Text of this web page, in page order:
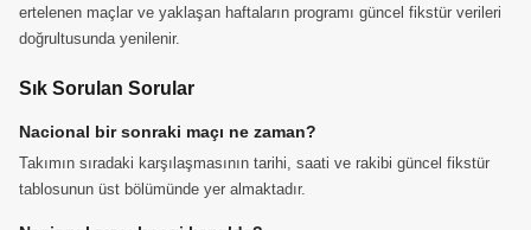
ertelenen maçlar ve yaklaşan haftaların programı güncel fikstür verileri
doğrultusunda yenilenir.
Sık Sorulan Sorular
Nacional bir sonraki maçı ne zaman?
Takımın sıradaki karşılaşmasının tarihi, saati ve rakibi güncel fikstür
tablosunun üst bölümünde yer almaktadır.